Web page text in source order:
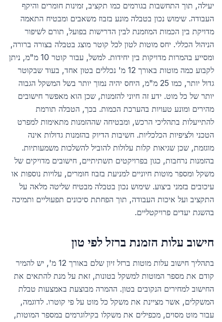
יעילה, תוך התחשבות בגורמים כמו תקציב, זמינות חומרים והיקף
העבודה. שימוש נכון בטבלה מונע בזבוז משאבים ומבטיח התאמה
מדויקת בין הכמות המוזמנת לבין הדרישות בפועל, תורם לשיפור
הניהול הכללי. יחס מוטות לטון לכל קוטר מוצג בטבלה בצורה ברורה,
ומסייע בהמרות מדויקות בין יחידות. למשל, עבור קוטר 10 מ"מ, ניתן
לקבוע כמה מוטות באורך 12 מ' נכללים בטון אחד, בעוד שבקוטר
גדול יותר, כמו 25 מ"מ, היחס יהיה נמוך יותר בשל המשקל הגבוה
יותר של כל מוט. ידע זה חיוני להזמנות, שכן הוא מאפשר חישובים
מהירים ומונע טעויות בהערכת הכמות. בכך, הטבלה תורמת
להתייעלות בתהליכי הרכש, ומבטיחה שההזמנות מתאימות למפרט
הטכני ולציפיות הכלכליות. חשיבות הדיוק בהזמנות גדולות אינה
מוגזמת, שכן שגיאות קלות עלולות להוביל להשלכות משמעותיות.
בהזמנות נרחבות, כגון בפרויקטים תשתיתיים, חישובים מדויקים של
משקל ומספר מוטות חיוניים למניעת בזבוז חומרים, עלויות נוספות או
עיכובים בזמני ביצוע. שימוש נכון בטבלה מבטיח שליטה מלאה על
התקציב ועל איכות העבודה, תוך הפחתת סיכונים תפעוליים ותמיכה
בהשגת יעדים פרויקטליים.
חישוב עלות הזמנת ברזל לפי טון
בתהליך חישוב עלות מוטות ברזל זיון שלם באורך 12 מ', יש להמיר
קודם את מספר המוטות למשקל בטונות, זאת על מנת להתאים את
החישוב למחירים הנקובים בטון. ההמרה מבוצעת באמצעות טבלת
המשקלים, אשר מציינת את משקל כל מוט על פי קוטרו. לדוגמה,
עבור מוט מסוים, מכפילים את משקלו בקילוגרמים במספר המוטות,